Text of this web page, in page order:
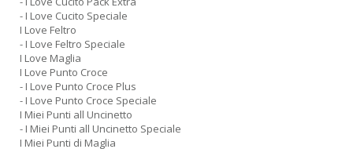
- I Love Cucito Speciale
I Love Feltro
- I Love Feltro Speciale
I Love Maglia
I Love Punto Croce
- I Love Punto Croce Plus
- I Love Punto Croce Speciale
I Miei Punti all Uncinetto
- I Miei Punti all Uncinetto Speciale
I Miei Punti di Maglia